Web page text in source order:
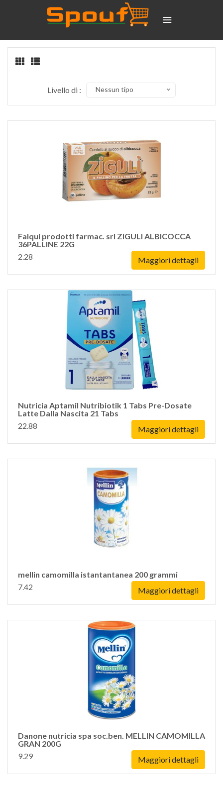
Livello di : Nessun tipo
Falqui prodotti farmac. srl ZIGULI ALBICOCCA
36PALLINE 22G
2.28
Maggiori dettagli
Nutricia Aptamil Nutribiotik 1 Tabs Pre-Dosate
Latte Dalla Nascita 21 Tabs
22.88
Maggiori dettagli
mellin camomilla istantantanea 200 grammi
7.42
Maggiori dettagli
Danone nutricia spa soc.ben. MELLIN CAMOMILLA
GRAN 200G
9.29
Maggiori dettagli